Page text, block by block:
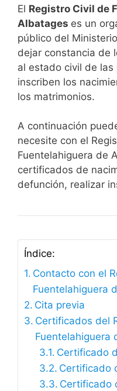
El Registro Civil de
Albatages es un
público del
dejar constancia de
al estado civil de las
inscriben los
los matrimonios.
A continuación
necesite con el
Fuentelahiguera de
certificados de
defunción, realizar
Índice:
Contacto con el
Fuentelahiguera
Cita previa
Certificados del
Fuentelahiguera
Certificado
Certificado
Certificado